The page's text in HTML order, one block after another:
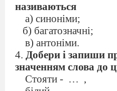
називаються
а) синоніми;
б) багатозначні;
в) антоніми.
4. Добери і запиши
значенням слова до
Стояти - … ,